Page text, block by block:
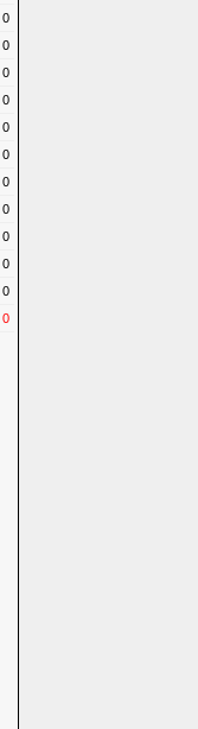
0
0
0
0
0
0
0
0
0
0
0
0